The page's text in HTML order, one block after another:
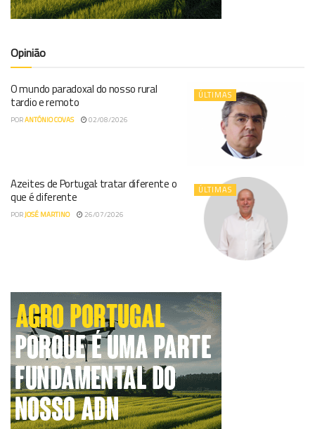
Opinião
ÚLTIMAS
O mundo paradoxal do nosso rural
tardio e remoto
PORANTÓNIO COVAS 02/08/2026
ÚLTIMAS
Azeites de Portugal: tratar diferente o
que é diferente
PORJOSÉ MARTINO 26/07/2026